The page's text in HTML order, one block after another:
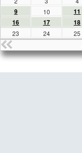
9 10 11
16 17 18
23
24 25